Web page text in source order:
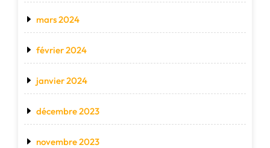
mars 2024
février 2024
janvier 2024
décembre 2023
novembre 2023